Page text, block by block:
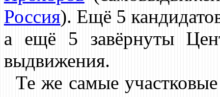
Россия). Ещё 5
а ещё 5 завёрнуты
выдвижения.
Те же самые